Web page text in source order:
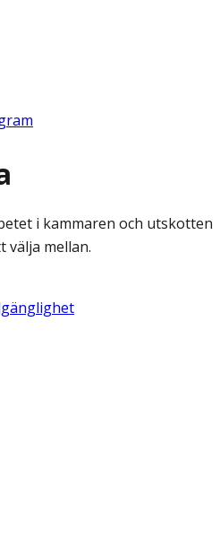
i kammaren och utskotten
välja mellan.